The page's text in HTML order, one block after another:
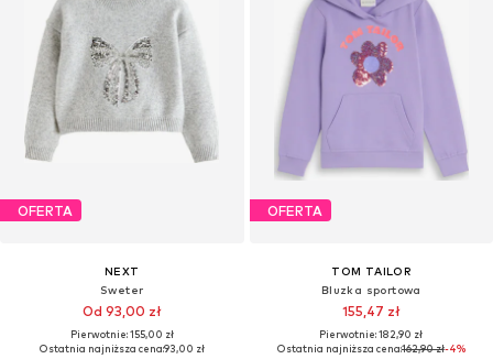
OFERTA
NEXT
Sweter
Od 93,00 zł
Pierwotnie: 155,00 zł
Ostatnia najniższa cena:93,00 zł
OFERTA
TOM TAILOR
Bluzka sportowa
155,47 zł
Pierwotnie: 182,90 zł
Ostatnia najniższa cena:162,90 zł-4%